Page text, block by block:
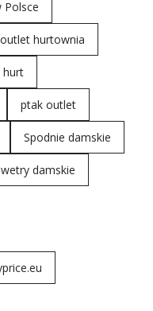
outlet hurtownia
hurt
ptak outlet
Spodnie damskie
damskie